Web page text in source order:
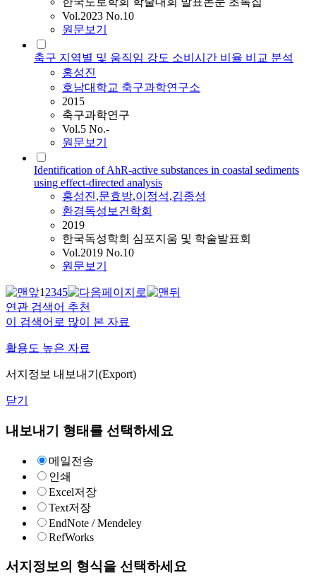
Vol.2023 No.10
원문보기
축구 지역별 및 움직임 강도 소비시간 비율 비교 분석
홍성진
호남대학교 축구과학연구소
2015
축구과학연구
Vol.5 No.-
원문보기
Identification of AhR-active substances in coastal sediments
using effect-directed analysis
홍성진,문효방,이정석,김종성
환경독성보건학회
2019
한국독성학회 심포지움 및 학술발표회
Vol.2019 No.10
원문보기
12345
연관 검색어 추천
이 검색어로 많이 본 자료
활용도 높은 자료
서지정보 내보내기(Export)
닫기
내보내기 형태를 선택하세요
메일전송
인쇄
Excel저장
Text저장
EndNote / Mendeley
RefWorks
서지정보의 형식을 선택하세요